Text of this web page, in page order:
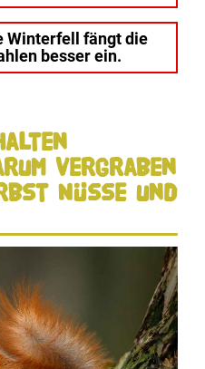
Winterfell fängt die
besser ein.
vergraben
Nüsse und